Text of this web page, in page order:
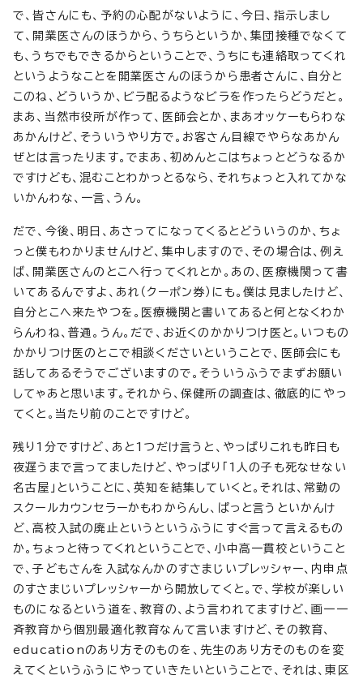
で、皆さんにも、予約の心配がないように、今日、指示しまし
て、開業医さんのほうから、うちらというか、集団接種でなくて
も、うちでもできるからということで、うちにも連絡取ってくれ
というようなことを開業医さんのほうから患者さんに、自分と
このね、どういうか、ビラ配るようなビラを作ったらどうだと。
まあ、当然市役所が作って、医師会とか、まあオッケーもらわな
あかんけど、そういうやり方で。お客さん目線でやらなあかん
ぜとは言ったります。でまあ、初めんとこはちょっとどうなるか
ですけども、混むことわかっとるなら、それちょっと入れてかな
いかんわな、一言、うん。
だで、今後、明日、あさってになってくるとどういうのか、ちょ
っと僕もわかりませんけど、集中しますので、その場合は、例え
ば、開業医さんのとこへ行ってくれとか。あの、医療機関って書
いてあるんですよ、あれ（クーポン券）にも。僕は見ましたけど、
自分とこへ来たやつを。医療機関と書いてあると何となくわか
らんわね、普通。うん。だで、お近くのかかりつけ医と。いつもの
かかりつけ医のとこで相談くださいということで、医師会にも
話してあるそうでございますので。そういうふうでまずお願い
してゃあと思います。それから、保健所の調査は、徹底的にやっ
てくと。当たり前のことですけど。
残り1分ですけど、あと1つだけ言うと、やっぱりこれも昨日も
夜遅うまで言ってましたけど、やっぱり「1人の子も死なせない
名古屋」ということに、英知を結集していくと。それは、常勤の
スクールカウンセラーかもわからんし、ぱっと言うといかんけ
ど、高校入試の廃止というというふうにすぐ言って言えるもの
か。ちょっと待ってくれということで、小中高一貫校ということ
で、子どもさんを入試なんかのすさまじいプレッシャー、内申点
のすさまじいプレッシャーから開放してくと。で、学校が楽しい
ものになるという道を、教育の、よう言われてますけど、画一一
斉教育から個別最適化教育なんて言いますけど、その教育、
educationのあり方そのものを、先生のあり方そのものを変
えてくというふうにやっていきたいということで、それは、東区